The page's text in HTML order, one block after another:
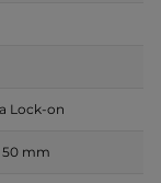
Lock-on
50 mm